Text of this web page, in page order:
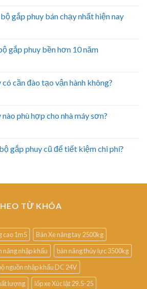
gắp phuy bán chạy nhất hiện nay
gắp phuy bền hơn 10 năm
cần đào tạo vận hành không?
phù hợp cho nhà máy sơn?
gắp phuy cũ để tiết kiệm chi phí?
TỪ KHÓA
cao 1m5
Bán Xe nâng tay 2500kg
nâng nhập khẩu
bàn nâng thủy lực 3500kg
nguồn nhập khẩu DC 24V
lượng
lốp xe Xúc lật 29.5-25